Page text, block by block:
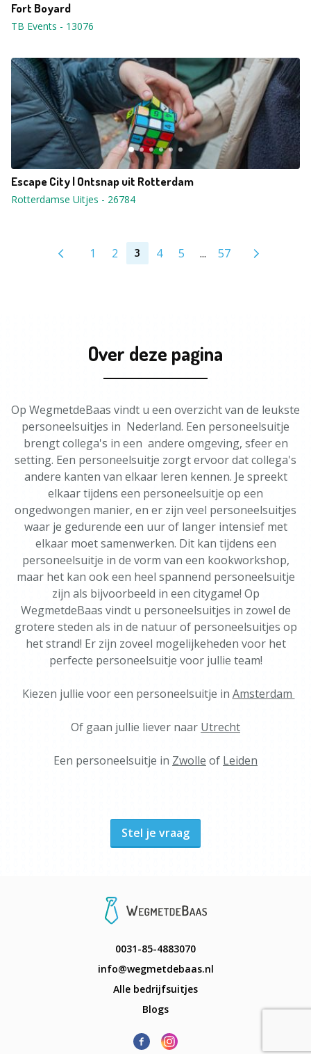
Fort Boyard
TB Events - 13076
Escape City | Ontsnap uit Rotterdam
Rotterdamse Uitjes - 26784
1 2 3 4 5 ... 57
Over deze pagina
Op WegmetdeBaas vindt u een overzicht van de leukste
personeelsuitjes in Nederland. Een personeelsuitje
brengt collega's in een andere omgeving, sfeer en
setting. Een personeelsuitje zorgt ervoor dat collega's
andere kanten van elkaar leren kennen. Je spreekt
elkaar tijdens een personeelsuitje op een
ongedwongen manier, en er zijn veel personeelsuitjes
waar je gedurende een uur of langer intensief met
elkaar moet samenwerken. Dit kan tijdens een
personeelsuitje in de vorm van een kookworkshop,
maar het kan ook een heel spannend personeelsuitje
zijn als bijvoorbeeld in een citygame! Op
WegmetdeBaas vindt u personeelsuitjes in zowel de
grotere steden als in de natuur of personeelsuitjes op
het strand! Er zijn zoveel mogelijkeheden voor het
perfecte personeelsuitje voor jullie team!
Kiezen jullie voor een personeelsuitje in Amsterdam
Of gaan jullie liever naar Utrecht
Een personeelsuitje in Zwolle of Leiden
Stel je vraag
0031-85-4883070
info@wegmetdebaas.nl
Alle bedrijfsuitjes
Blogs